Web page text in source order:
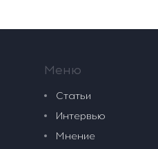
Меню
Статьи
Интервью
Мнение